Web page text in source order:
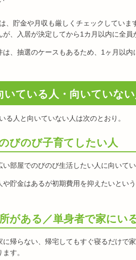
、貯金や月収も厳しくチェックしてい
が、入居が決定してから1カ月以内に全員
は、抽選のケースもあるため、1ヶ月以
いている人・向いていな
る人と向いていない人は次のとおり。
びのび子育てしたい人
部屋でのびのび生活したい人に向いて
貯金はあるが初期費用を抑えたいとい
がある／単身者で家にい
帰らない、帰宅してもすぐ寝るだけで
す。